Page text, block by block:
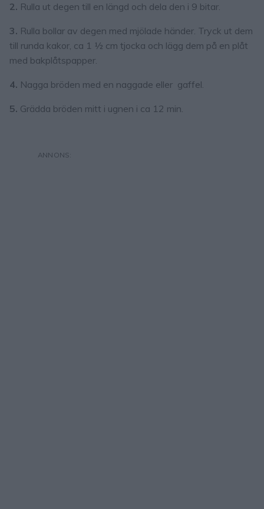
2. Rulla ut degen till en längd och dela den i 9 bitar.
3. Rulla bollar av degen med mjölade händer. Tryck ut dem
till runda kakor, ca 1 ½ cm tjocka och lägg dem på en plåt
med bakplåtspapper.
4. Nagga bröden med en naggade eller gaffel.
5. Grädda bröden mitt i ugnen i ca 12 min.